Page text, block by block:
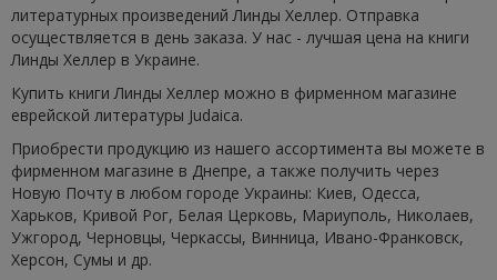
литературных произведений Линды Хеллер. Отправка
осуществляется в день заказа. У нас - лучшая цена на книги
Линды Хеллер в Украине.
Купить книги Линды Хеллер можно в фирменном магазине
еврейской литературы Judaica.
Приобрести продукцию из нашего ассортимента вы можете в
фирменном магазине в Днепре, а также получить через
Новую Почту в любом городе Украины: Киев, Одесса,
Харьков, Кривой Рог, Белая Церковь, Мариуполь, Николаев,
Ужгород, Черновцы, Черкассы, Винница, Ивано-Франковск,
Херсон, Сумы и др.